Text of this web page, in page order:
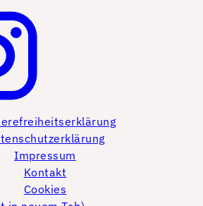
Impressum
Kontakt
Cookies